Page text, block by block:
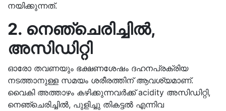
നയിക്കുന്നത്.
2. നെഞ്ചെരിച്ചില്‍,
അസിഡിറ്റി
ഓരോ തവണയും ഭക്ഷണശേഷം ദഹനപ്രക്രിയ
നടത്താനുള്ള സമയം ശരീരത്തിന് ആവശ്യമാണ്.
വൈകി അത്താഴം കഴിക്കുന്നവര്‍ക്ക്‌ acidity അസിഡിറ്റി,
നെഞ്ചെരിച്ചില്‍, പുളിച്ചു തികട്ടല്‍ എന്നിവ